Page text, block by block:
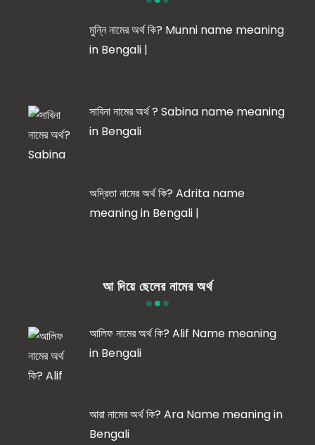
মুন্নি নামের অর্থ কি? Munni name meaning
in Bengali |
সাবিনা নামের অর্থ ? Sabina name meaning
in Bengali
অদ্রিতা নামের অর্থ কি? Adrita name
meaning in Bengali |
আ দিয়ে ছেলের নামের অর্থ
আলিফ নামের অর্থ কি? Alif Name meaning
in Bengali
আরা নামের অর্থ কি? Ara Name meaning in
Bengali